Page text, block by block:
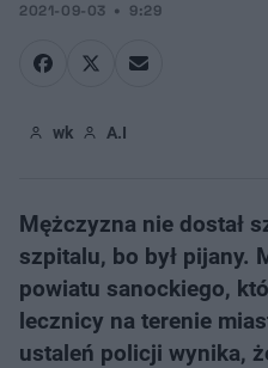
2021-09-03 9:29
wk A.I
Mężczyzna nie dostał
szpitalu, bo był pijany.
powiatu sanockiego,
lecznicy na terenie
ustaleń policji wynika,